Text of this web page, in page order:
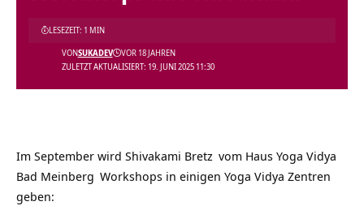
ZULETZT AKTUALISIERT: 19. JUNI 2025 11:30
VONSUKADEV VOR 18 JAHREN
LESEZEIT: 1 MIN
Im September wird Shivakami Bretz vom Haus Yoga Vidya
Bad Meinberg Workshops in einigen Yoga Vidya Zentren
geben: